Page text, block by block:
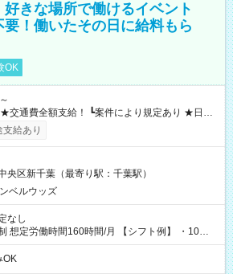
きな場所で働けるイベント
！働いたその日に給料もら
OK
あり） ┗働いたその日に現金GET♪ お仕事後はコ
払い分を引き落とせます！ 【試用期間】試
給あり
央区新千葉（最寄り駅：千葉駅）
ベルウッズ
なし
働時間160時間/月 【シフト例】 ・10：
OK